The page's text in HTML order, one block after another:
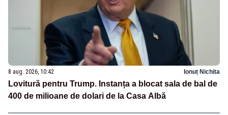
8 aug. 2026, 10:42 Ionuț Nichita
Lovitură pentru Trump. Instanța a blocat sala de bal de
400 de milioane de dolari de la Casa Albă